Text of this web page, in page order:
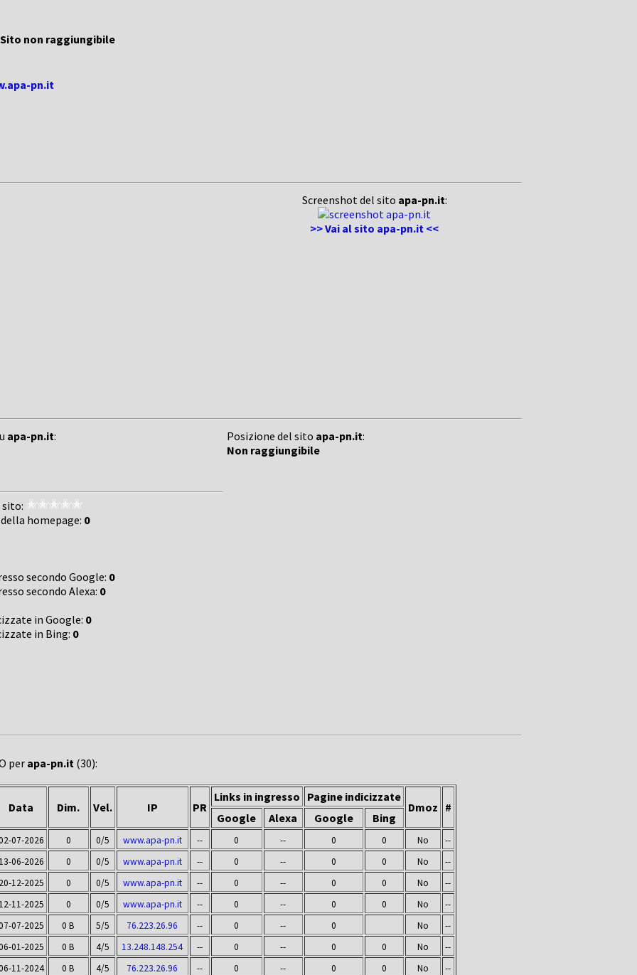
Sito non raggiungibile
pn.it
Screenshot del sito apa-pn.it:
>> Vai al sito apa-pn.it <<
apa-pn.it:
sito:
homepage: 0
secondo Google: 0
secondo Alexa: 0
in Google: 0
in Bing: 0
Posizione del sito apa-pn.it:
Non raggiungibile
per apa-pn.it (30):
Data Dim. Vel. IP PR
Links in ingresso Pagine indicizzate
Dmoz #
Google Alexa Google Bing
07-2026 0 0/5 www.apa-pn.it -- 0 -- 0 0 No
--
13-06-2026
0 0/5 www.apa-pn.it -- 0 -- 0 0 No
--
20-12-2025
0 0/5 www.apa-pn.it -- 0 -- 0 0 No
--
12-11-2025
0 0/5 www.apa-pn.it -- 0 -- 0 0 No
--
07-2025
0 B 5/5 76.223.26.96 -- 0 -- 0 No
--
01-2025
0 B 4/5 13.248.148.254 -- 0 -- 0 0 No
--
11-2024
0 B 4/5 76.223.26.96 -- 0 -- 0 0 No
--